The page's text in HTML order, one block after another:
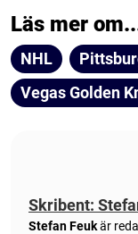
Läs mer
NHL
Vegas Golden
Skribent:
Stefan Feukär